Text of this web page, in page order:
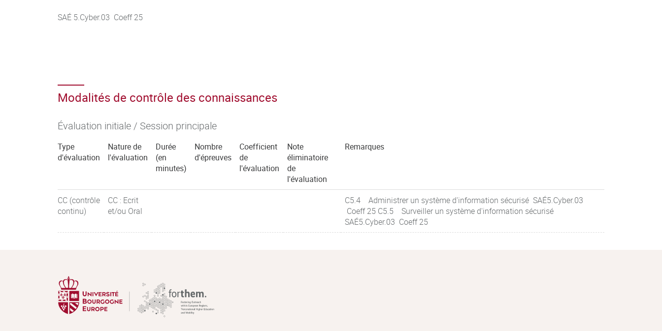
SAÉ 5.Cyber.03 Coeff 25
Modalités de contrôle des connaissances
Évaluation initiale / Session principale
Type
d'évaluation
Nature de
l'évaluation
Durée
(en
minutes)
Nombre
d'épreuves
Coefficient
de
l'évaluation
Note
éliminatoire
de
l'évaluation
Remarques
CC (contrôle
continu)
CC : Ecrit
et/ou Oral
C5.4 Administrer un système d'information sécurisé SAÉ5.Cyber.03
Coeff 25 C5.5 Surveiller un système d'information sécurisé
SAÉ5.Cyber.03 Coeff 25